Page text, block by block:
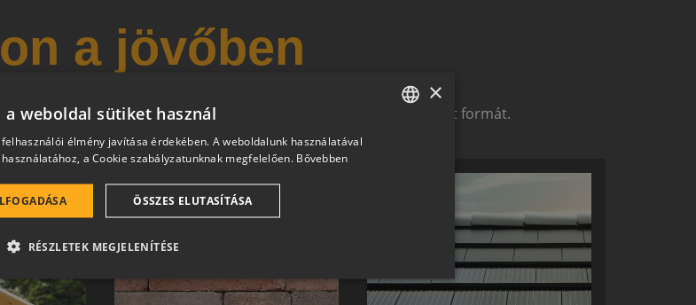
a jövőben
értéket képviselő, egymással szinergiát alkotó megoldások.
otthon átfogó, egymásra épülő rendszerelemek révén ölthet formát.
CROATIAN
×
a weboldal sütiket használ
élmény javítása érdekében. A weboldalunk használatával
a Cookie szabályzatunknak megfelelően. Bővebben
ÖSSZES ELUTASÍTÁSA
RÉSZLETEK MEGJELENÍTÉSE